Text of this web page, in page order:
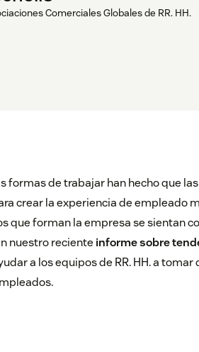
Comerciales Globales de RR. HH.
formas de trabajar han hecho que
crear la experiencia de empleado
que forman la empresa se sientan
nuestro reciente informe sobre
a los equipos de RR. HH. a